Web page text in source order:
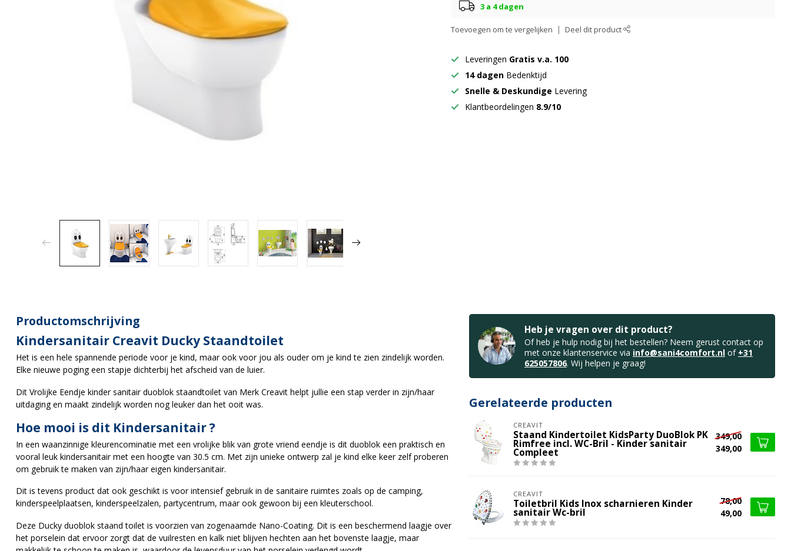
3 a 4 dagen
Toevoegen om te vergelijken Deel dit product
Leveringen Gratis v.a. 100
14 dagen Bedenktijd
Snelle & Deskundige Levering
Klantbeordelingen 8.9/10
Productomschrijving
Kindersanitair Creavit Ducky Staandtoilet
Het is een hele spannende periode voor je kind, maar ook voor jou als ouder om je kind te zien zindelijk worden.
Elke nieuwe poging een stapje dichterbij het afscheid van de luier.
Dit Vrolijke Eendje kinder sanitair duoblok staandtoilet van Merk Creavit helpt jullie een stap verder in zijn/haar
uitdaging en maakt zindelijk worden nog leuker dan het ooit was.
Hoe mooi is dit Kindersanitair ?
In een waanzinnige kleurencominatie met een vrolijke blik van grote vriend eendje is dit duoblok een praktisch en
vooral leuk kindersanitair met een hoogte van 30.5 cm. Met zijn unieke ontwerp zal je kind elke keer zelf proberen
om gebruik te maken van zijn/haar eigen kindersanitair.
Dit is tevens product dat ook geschikt is voor intensief gebruik in de sanitaire ruimtes zoals op de camping,
kinderspeelplaatsen, kinderspeelzalen, partycentrum, maar ook gewoon bij een kleuterschool.
Deze Ducky duoblok staand toilet is voorzien van zogenaamde Nano-Coating. Dit is een beschermend laagje over
het porselein dat ervoor zorgt dat de vuilresten en kalk niet blijven hechten aan het bovenste laagje, maar
Heb je vragen over dit product?
Of heb je hulp nodig bij het bestellen? Neem gerust contact op
met onze klantenservice via info@sani4comfort.nl of +31
625057806. Wij helpen je graag!
Gerelateerde producten
CREAVIT
Staand Kindertoilet KidsParty DuoBlok PK
Rimfree incl. WC-Bril - Kinder sanitair
Compleet
349,00
349,00
CREAVIT
Toiletbril Kids Inox scharnieren Kinder
sanitair Wc-bril
78,00
49,00